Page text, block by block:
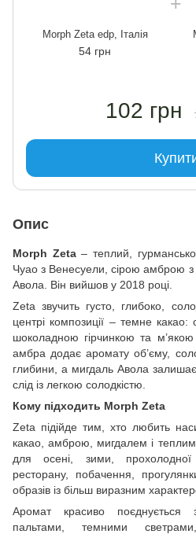
Morph Zeta edp, Італія
54 грн
102 грн
Опис
Morph Zeta– теплий,
Чуао з Венесуели, сірою амброю з
Авола. Він вийшов у 2018 році.
Zeta звучить густо, глибоко,
центрі композиції – темне
шоколадною гірчинкою та
амбра додає аромату об’єму,
глибини, а мигдаль Авола залишає
слід із легкою солодкістю.
Кому підходить Morph Zeta
Zeta підійде тим, хто любить
какао, амброю, мигдалем і
для осені, зими, прохолодної
ресторану, побачення,
образів із більш виразним
Аромат красиво поєднується
пальтами, темними